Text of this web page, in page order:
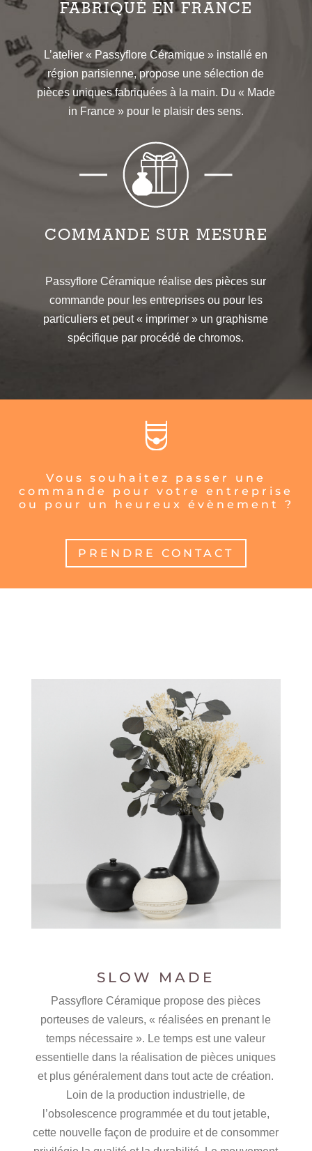
FABRIQUÉ EN FRANCE
L’atelier « Passyflore Céramique » installé en
région parisienne, propose une sélection de
pièces uniques fabriquées à la main. Du « Made
in France » pour le plaisir des sens.
COMMANDE SUR MESURE
Passyflore Céramique réalise des pièces sur
commande pour les entreprises ou pour les
particuliers et peut « imprimer » un graphisme
spécifique par procédé de chromos.
Vous souhaitez passer une
commande pour votre entreprise
ou pour un heureux évènement ?
PRENDRE CONTACT
SLOW MADE
Passyflore Céramique propose des pièces
porteuses de valeurs, « réalisées en prenant le
temps nécessaire ». Le temps est une valeur
essentielle dans la réalisation de pièces uniques
et plus généralement dans tout acte de création.
Loin de la production industrielle, de
l’obsolescence programmée et du tout jetable,
cette nouvelle façon de produire et de consommer